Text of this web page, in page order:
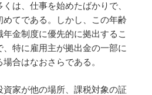
は、仕事を始めたばかりで、
てである。しかし、この年齢
金制度に優先的に拠出するこ
特に雇用主が拠出金の一部に
合はなおさらである。
資家が他の場所、課税対象の証